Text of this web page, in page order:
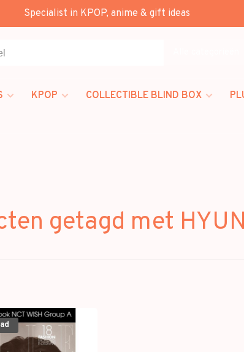
Specialist in KPOP, anime & gift ideas
KPOP COLLECTIBLE BLIND BOX
getagd met